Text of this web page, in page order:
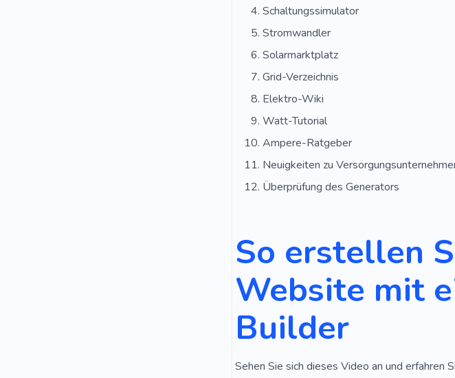
Schaltungssimulator
Stromwandler
Solarmarktplatz
Grid-Verzeichnis
Elektro-Wiki
Watt-Tutorial
Ampere-Ratgeber
Neuigkeiten zu
Überprüfung des Generators
So erstellen
Website mit
Builder
Sehen Sie sich dieses Video an und erfahren